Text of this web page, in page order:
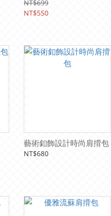
NT$699
NT$550
藝術釦飾設計時尚肩揹包
NT$680